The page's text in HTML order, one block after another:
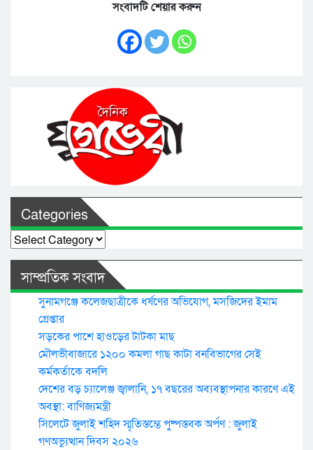
সংবাদটি শেয়ার করুন
Categories
Categories
সাম্প্রতিক সংবাদ
সুনামগঞ্জে কলেজছাত্রীকে ধর্ষণের অভিযোগ, মসজিদের ইমাম
গ্রেপ্তার
সড়কের পাশে হাওড়ের টাটকা মাছ
মৌলভীবাজারে ১২০০ কমলা গাছ কাটা বনবিভাগের সেই
কর্মকর্তাকে বদলি
দেশের বড় চ্যালেঞ্জ জ্বালানি, ১৭ বছরের অব্যবস্থাপনার কারণে এই
অবস্থা: বাণিজ্যমন্ত্রী
সিলেটে জুলাই শহিদ স্মৃতিস্তম্ভে পুষ্পস্তবক অর্পণ : জুলাই
গণঅভ্যুত্থান দিবস ২০২৬